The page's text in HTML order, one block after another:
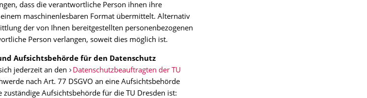
dass die verantwortliche Person ihnen ihre
maschinenlesbaren Format übermittelt. Alternativ
der von Ihnen bereitgestellten personenbezogenen
Person verlangen, soweit dies möglich ist.
Aufsichtsbehörde für den Datenschutz
jederzeit an den
Datenschutzbeauftragten der TU
nach Art. 77 DSGVO an eine Aufsichtsbehörde
zuständige Aufsichtsbehörde für die TU Dresden ist: